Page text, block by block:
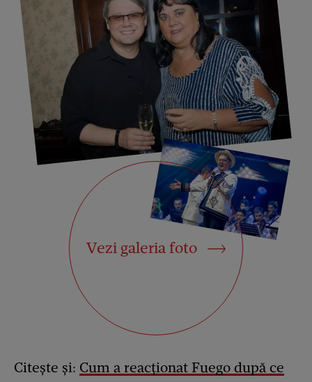
Vezi galeria foto
Citește și: Cum a reacționat Fuego după ce